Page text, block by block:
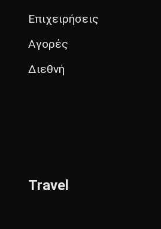
Επιχειρήσεις
Αγορές
Διεθνή
Travel